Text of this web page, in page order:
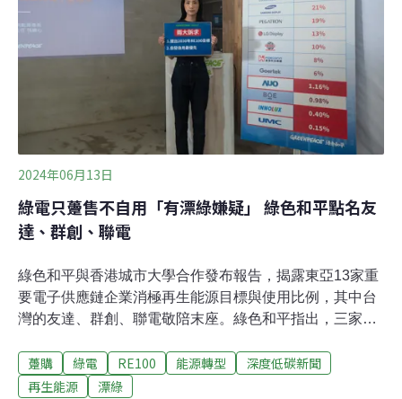
家信心，尤其在森林與土地使用領域中，最受歡迎的「減
少開發中國家毀林與森林退化造成排放」（REDD+）的碳
權價值年減62%，幾乎是平均降幅的2倍，主要對亞洲、
拉丁美洲及加勒比海地區的碳權開發商造成嚴重衝擊。
2023年碳權交易量銳減，從2.53億噸降至1.11億
2024年06月13日
綠電只躉售不自用「有漂綠嫌疑」 綠色和平點名友
達、群創、聯電
綠色和平與香港城市大學合作發布報告，揭露東亞13家重
要電子供應鏈企業消極再生能源目標與使用比例，其中台
灣的友達、群創、聯電敬陪末座。綠色和平指出，三家企
台灣碳定價和國際碳邊境稅即將實施，其財務損失風險也
最大。友達、群創、聯電碳密集度最高 財務損失風險也最
躉購 綠電 RE100 能源轉型
深度低碳新聞
再生能源
漂綠